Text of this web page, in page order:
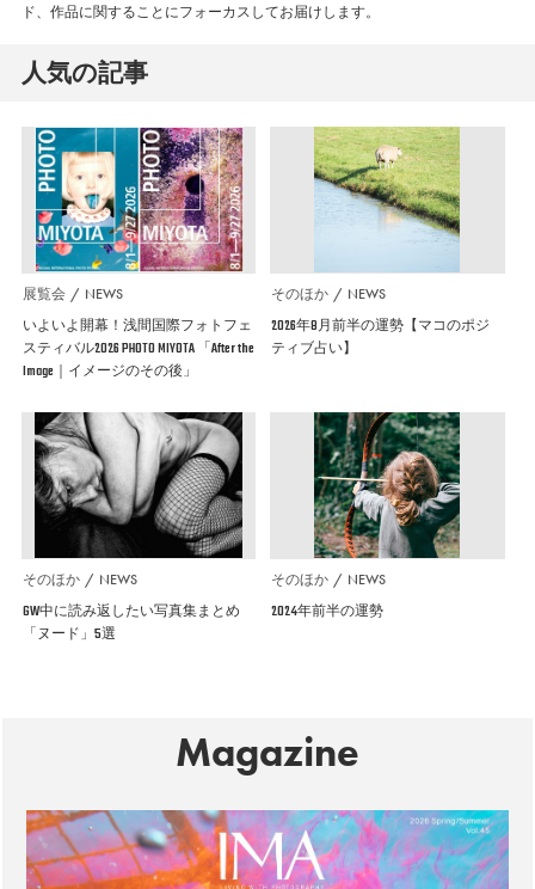
ド、作品に関することにフォーカスしてお届けします。
人気の記事
展覧会 NEWS
いよいよ開幕！浅間国際フォトフェ
スティバル2026 PHOTO MIYOTA 「After the
Image｜イメージのその後」
そのほか NEWS
2026年8月前半の運勢【マコのポジ
ティブ占い】
そのほか NEWS
GW中に読み返したい写真集まとめ
「ヌード」5選
そのほか NEWS
2024年前半の運勢
Magazine